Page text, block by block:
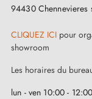
94430 Chennevieres
CLIQUEZ ICI pour
showroom
Les horaires du
lun - ven 10:00 -